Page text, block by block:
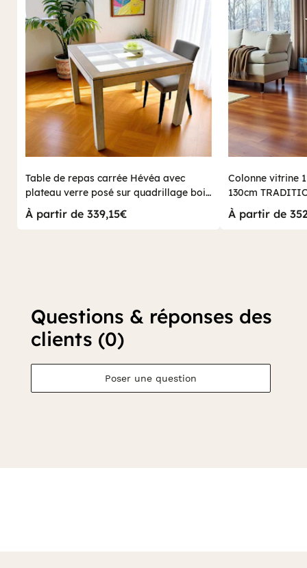
Table de repas carrée Hévéa avec
plateau verre posé sur quadrillage bois
100x100x76cm HELENA
À partir de 339,15€
Colonne vitrine
130cm
À partir de
Questions & réponses des
clients (0)
Poser une question